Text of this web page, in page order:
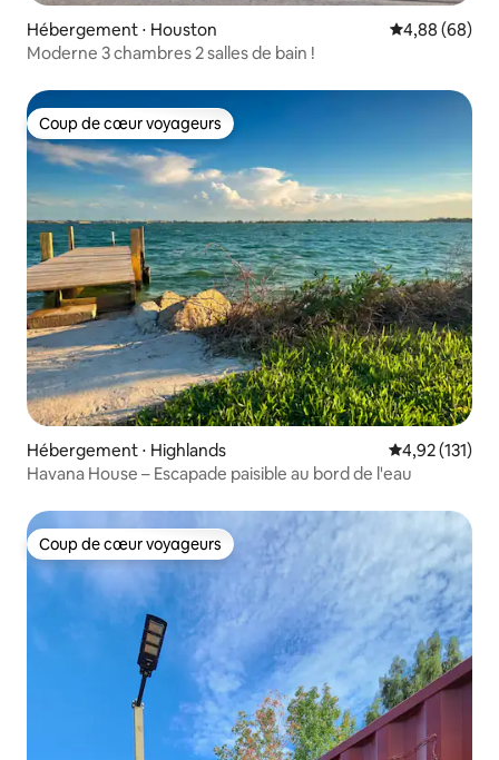
Hébergement ⋅ Houston Évaluation
4,88 (68)
Moderne 3 chambres 2 salles de bain !
Coup de cœur voyageurs
Coup de cœur voyageurs
Hébergement ⋅ Highlands Évaluation
4,92 (131)
Havana House – Escapade paisible au bord de l'eau
Coup de cœur voyageurs
Coup de cœur voyageurs